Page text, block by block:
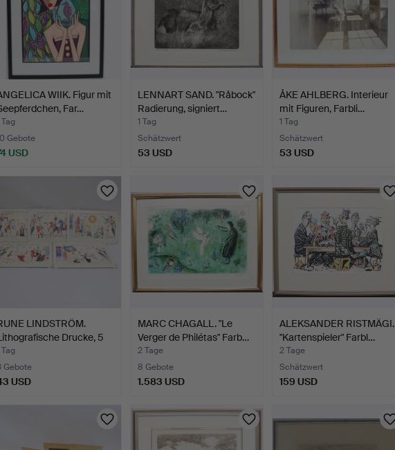
WIIK. Figur mit
Far…
Tag
Gebote
USD
LENNART SAND. "Råbock"
Radierung, signiert…
1 Tag
Schätzwert
53 USD
ÅKE AHLBERG. Interieur
mit Figuren, Farbli…
1 Tag
Schätzwert
53 USD
LINDSTRÖM.
Drucke, 5
Tag
Gebote
USD
MARC CHAGALL. "Le
Verger de Philétas" Farb…
2 Tage
8 Gebote
1.583 USD
ALEKSANDER RISTMÄGI.
"Kartenspieler" Farbl…
2 Tage
Schätzwert
159 USD